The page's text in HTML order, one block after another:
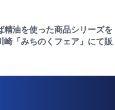
精油を使った商品シリーズを
崎「みちのくフェア」にて販